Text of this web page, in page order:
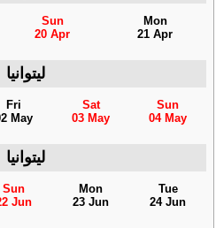
Sun
20 Apr
Mon
21 Apr
ليتوانيا
Fri
May
Sat
03 May
Sun
04 May
ليتوانيا
Sun
Jun
Mon
23 Jun
Tue
24 Jun